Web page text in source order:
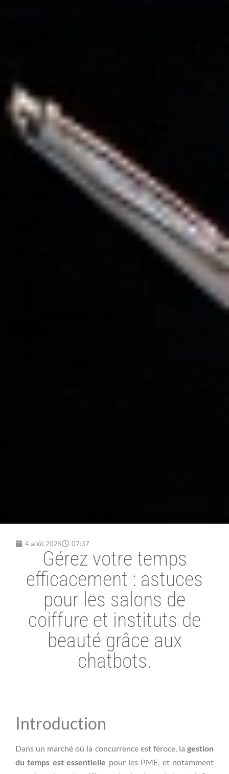
4 août 2025 07:37
Gérez votre temps
efficacement : astuces
pour les salons de
coiffure et instituts de
beauté grâce aux
chatbots.
Introduction
Dans un marché où la concurrence est féroce, la gestion
du temps est essentielle pour les PME, et notamment